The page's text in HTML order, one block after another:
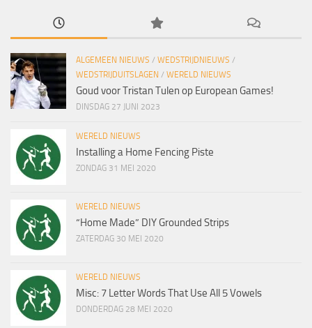
ALGEMEEN NIEUWS / WEDSTRIJDNIEUWS /
WEDSTRIJDUITSLAGEN / WERELD NIEUWS
Goud voor Tristan Tulen op European Games!
DINSDAG 27 JUNI 2023
WERELD NIEUWS
Installing a Home Fencing Piste
ZONDAG 31 MEI 2020
WERELD NIEUWS
“Home Made” DIY Grounded Strips
ZATERDAG 30 MEI 2020
WERELD NIEUWS
Misc: 7 Letter Words That Use All 5 Vowels
DONDERDAG 28 MEI 2020